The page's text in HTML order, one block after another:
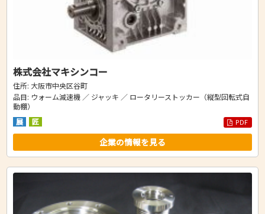
株式会社マキシンコー
住所: 大阪市中央区谷町
品目: ウォーム減速機 ／ ジャッキ ／ ロータリーストッカー（縦型回転式自
動棚）
展
匠 PDF
企業の情報を見る